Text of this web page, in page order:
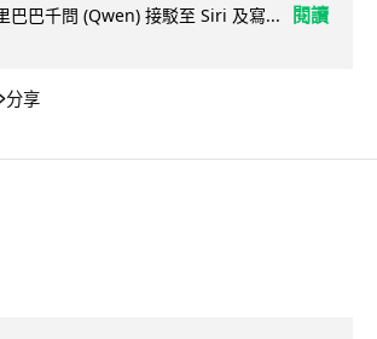
巴巴千問 (Qwen) 接駁至 Siri 及寫...
閱讀
分享